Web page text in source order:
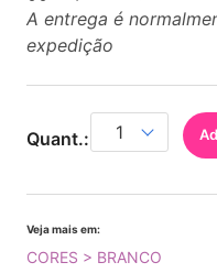
A entrega é
expedição
Quant.:
Veja mais em:
CORES > BRANCO